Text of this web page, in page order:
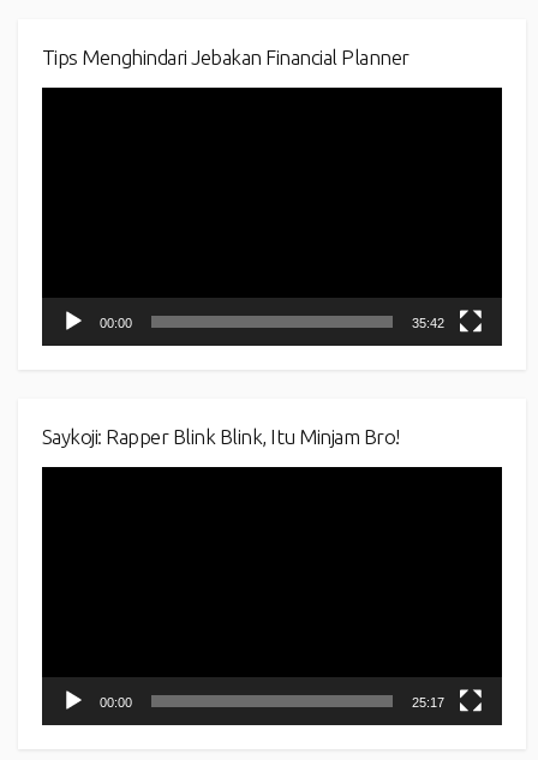
Tips Menghindari Jebakan Financial Planner
00:00 35:42
Saykoji: Rapper Blink Blink, Itu Minjam Bro!
00:00 25:17